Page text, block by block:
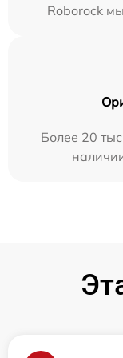
Roborock
Более 20